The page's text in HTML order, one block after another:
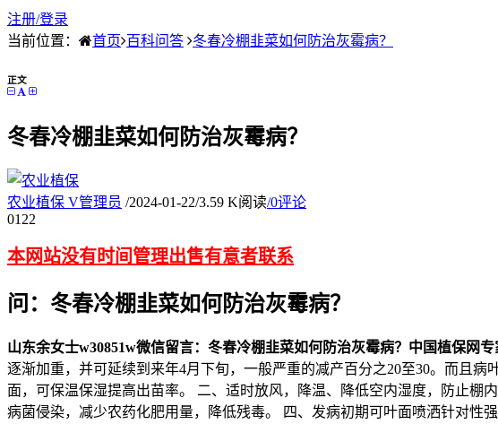
注册/登录
当前位置：
首页 百科问答 冬春冷棚韭菜如何防治灰霉病？
正文
冬春冷棚韭菜如何防治灰霉病？
农业植保 V管理员 /2024-01-22/3.59 K阅读/0评论
01 22
本网站没有时间管理出售有意者联系
问：冬春冷棚韭菜如何防治灰霉病？
山东余女士w30851w微信留言：冬春冷棚韭菜如何防治灰霉病？ 中国植保网专
逐渐加重，并可延续到来年4月下旬，一般严重的减产百分之20至30。而且
面，可保温保湿提高出苗率。 二、适时放风，降温、降低空内湿度，防止
病菌侵染，减少农药化肥用量，降低残毒。 四、发病初期可叶面喷洒针对性